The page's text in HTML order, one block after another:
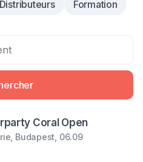
Distributeurs Formation
Coral Open
Budapest, 06.09